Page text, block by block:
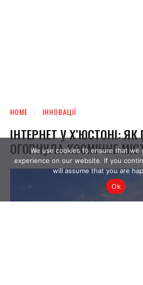
We use cookies to ensure that we
experience on our website. If you
will assume that you are
Ok